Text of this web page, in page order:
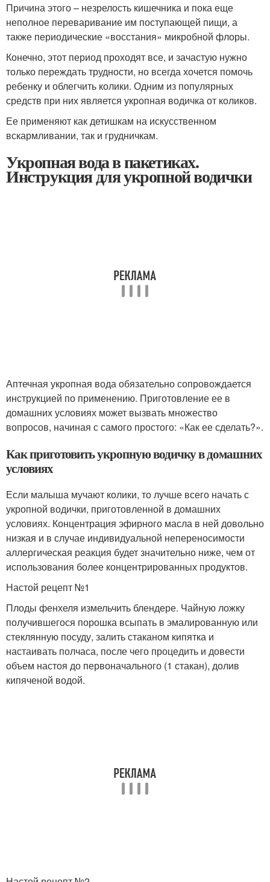
Причина этого – незрелость кишечника и пока еще
неполное переваривание им поступающей пищи, а
также периодические «восстания» микробной флоры.
Конечно, этот период проходят все, и зачастую нужно
только переждать трудности, но всегда хочется помочь
ребенку и облегчить колики. Одним из популярных
средств при них является укропная водичка от коликов.
Ее применяют как детишкам на искусственном
вскармливании, так и грудничкам.
Укропная вода в пакетиках.
Инструкция для укропной водички
Аптечная укропная вода обязательно сопровождается
инструкцией по применению. Приготовление ее в
домашних условиях может вызвать множество
вопросов, начиная с самого простого: «Как ее сделать?».
Как приготовить укропную водичку в домашних
условиях
Если малыша мучают колики, то лучше всего начать с
укропной водички, приготовленной в домашних
условиях. Концентрация эфирного масла в ней довольно
низкая и в случае индивидуальной непереносимости
аллергическая реакция будет значительно ниже, чем от
использования более концентрированных продуктов.
Настой рецепт №1
Плоды фенхеля измельчить блендере. Чайную ложку
получившегося порошка всыпать в эмалированную или
стеклянную посуду, залить стаканом кипятка и
настаивать полчаса, после чего процедить и довести
объем настоя до первоначального (1 стакан), долив
кипяченой водой.